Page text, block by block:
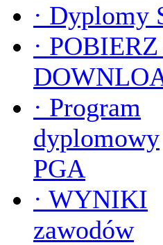
· Dyplomy
·
· Program
dyplomowy
PGA
· WYNIKI
zawodów